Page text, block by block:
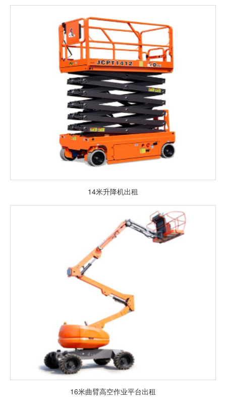
14米升降机出租
16米曲臂高空作业平台出租